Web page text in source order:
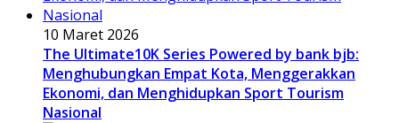
10 Maret 2026
The Ultimate10K Series Powered by bank bjb:
Menghubungkan Empat Kota, Menggerakkan
Ekonomi, dan Menghidupkan Sport Tourism
Nasional